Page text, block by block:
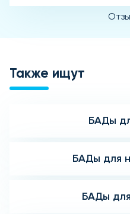
Также ищут
БАДы
БАДы для
БАДы